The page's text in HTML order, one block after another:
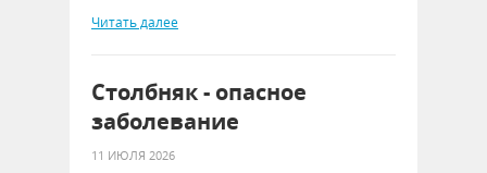
Читать далее
Столбняк - опасное
заболевание
11 ИЮЛЯ 2026